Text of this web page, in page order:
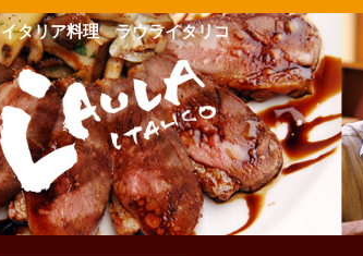
イタリア料理 ラウライタリコ